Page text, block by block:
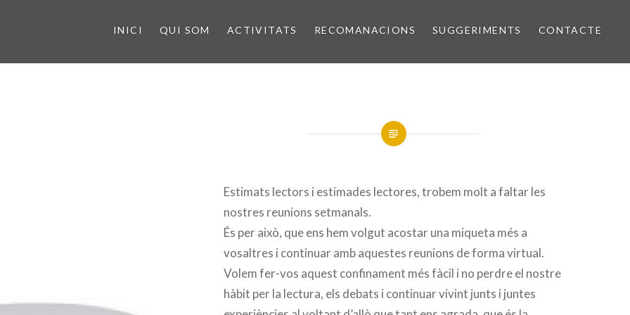
INICI QUI SOM ACTIVITATS RECOMANACIONS SUGGERIMENTS CONTACTE
Estimats lectors i estimades lectores, trobem molt a faltar les
nostres reunions setmanals.
És per això, que ens hem volgut acostar una miqueta més a
vosaltres i continuar amb aquestes reunions de forma virtual.
Volem fer-vos aquest confinament més fàcil i no perdre el nostre
hàbit per la lectura, els debats i continuar vivint junts i juntes